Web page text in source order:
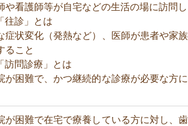
や看護師等が自宅などの生活の場に訪問
診」とは
症状変化（発熱など）、医師が患者や家
ること
問診療」とは
が困難で、かつ継続的な診療が必要な方
が困難で在宅で療養している方に対し、